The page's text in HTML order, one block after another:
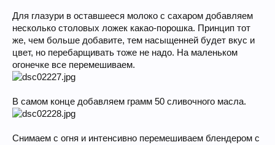
Для глазури в оставшееся молоко с сахаром добавляем
несколько столовых ложек какао-порошка. Принцип тот
же, чем больше добавите, тем насыщенней будет вкус и
цвет, но перебарщивать тоже не надо. На маленьком
огонечке все перемешиваем.
В самом конце добавляем грамм 50 сливочного масла.
Снимаем с огня и интенсивно перемешиваем блендером с